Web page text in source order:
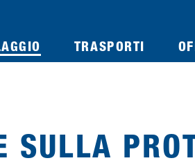
TRASPORTI
SULLA